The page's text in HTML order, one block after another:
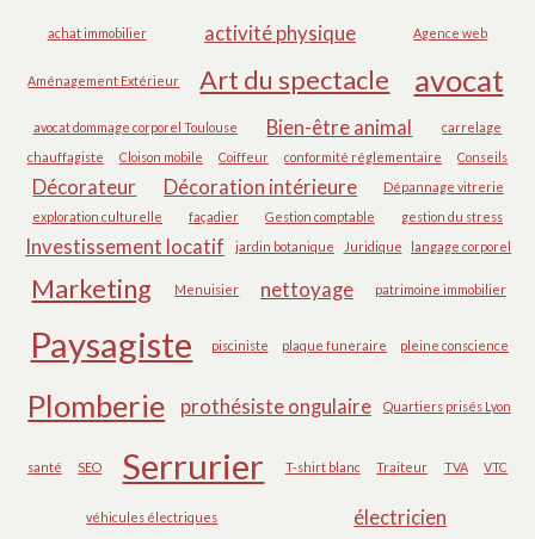
achat immobilier activité physique Agence web
Aménagement Extérieur Art du spectacle avocat
avocat dommage corporel Toulouse Bien-être animal
carrelage
chauffagiste
Cloison mobile Coiffeur conformité réglementaire Conseils
Décorateur Décoration intérieure
Dépannage vitrerie
exploration culturelle
façadier Gestion comptable gestion du stress
Investissement locatif jardin botanique Juridique langage corporel
Marketing Menuisier nettoyage patrimoine immobilier
Paysagiste pisciniste plaque funeraire pleine conscience
Plomberie prothésiste ongulaire Quartiers prisés Lyon
santé SEO Serrurier T-shirt blanc Traiteur TVA VTC
véhicules électriques électricien